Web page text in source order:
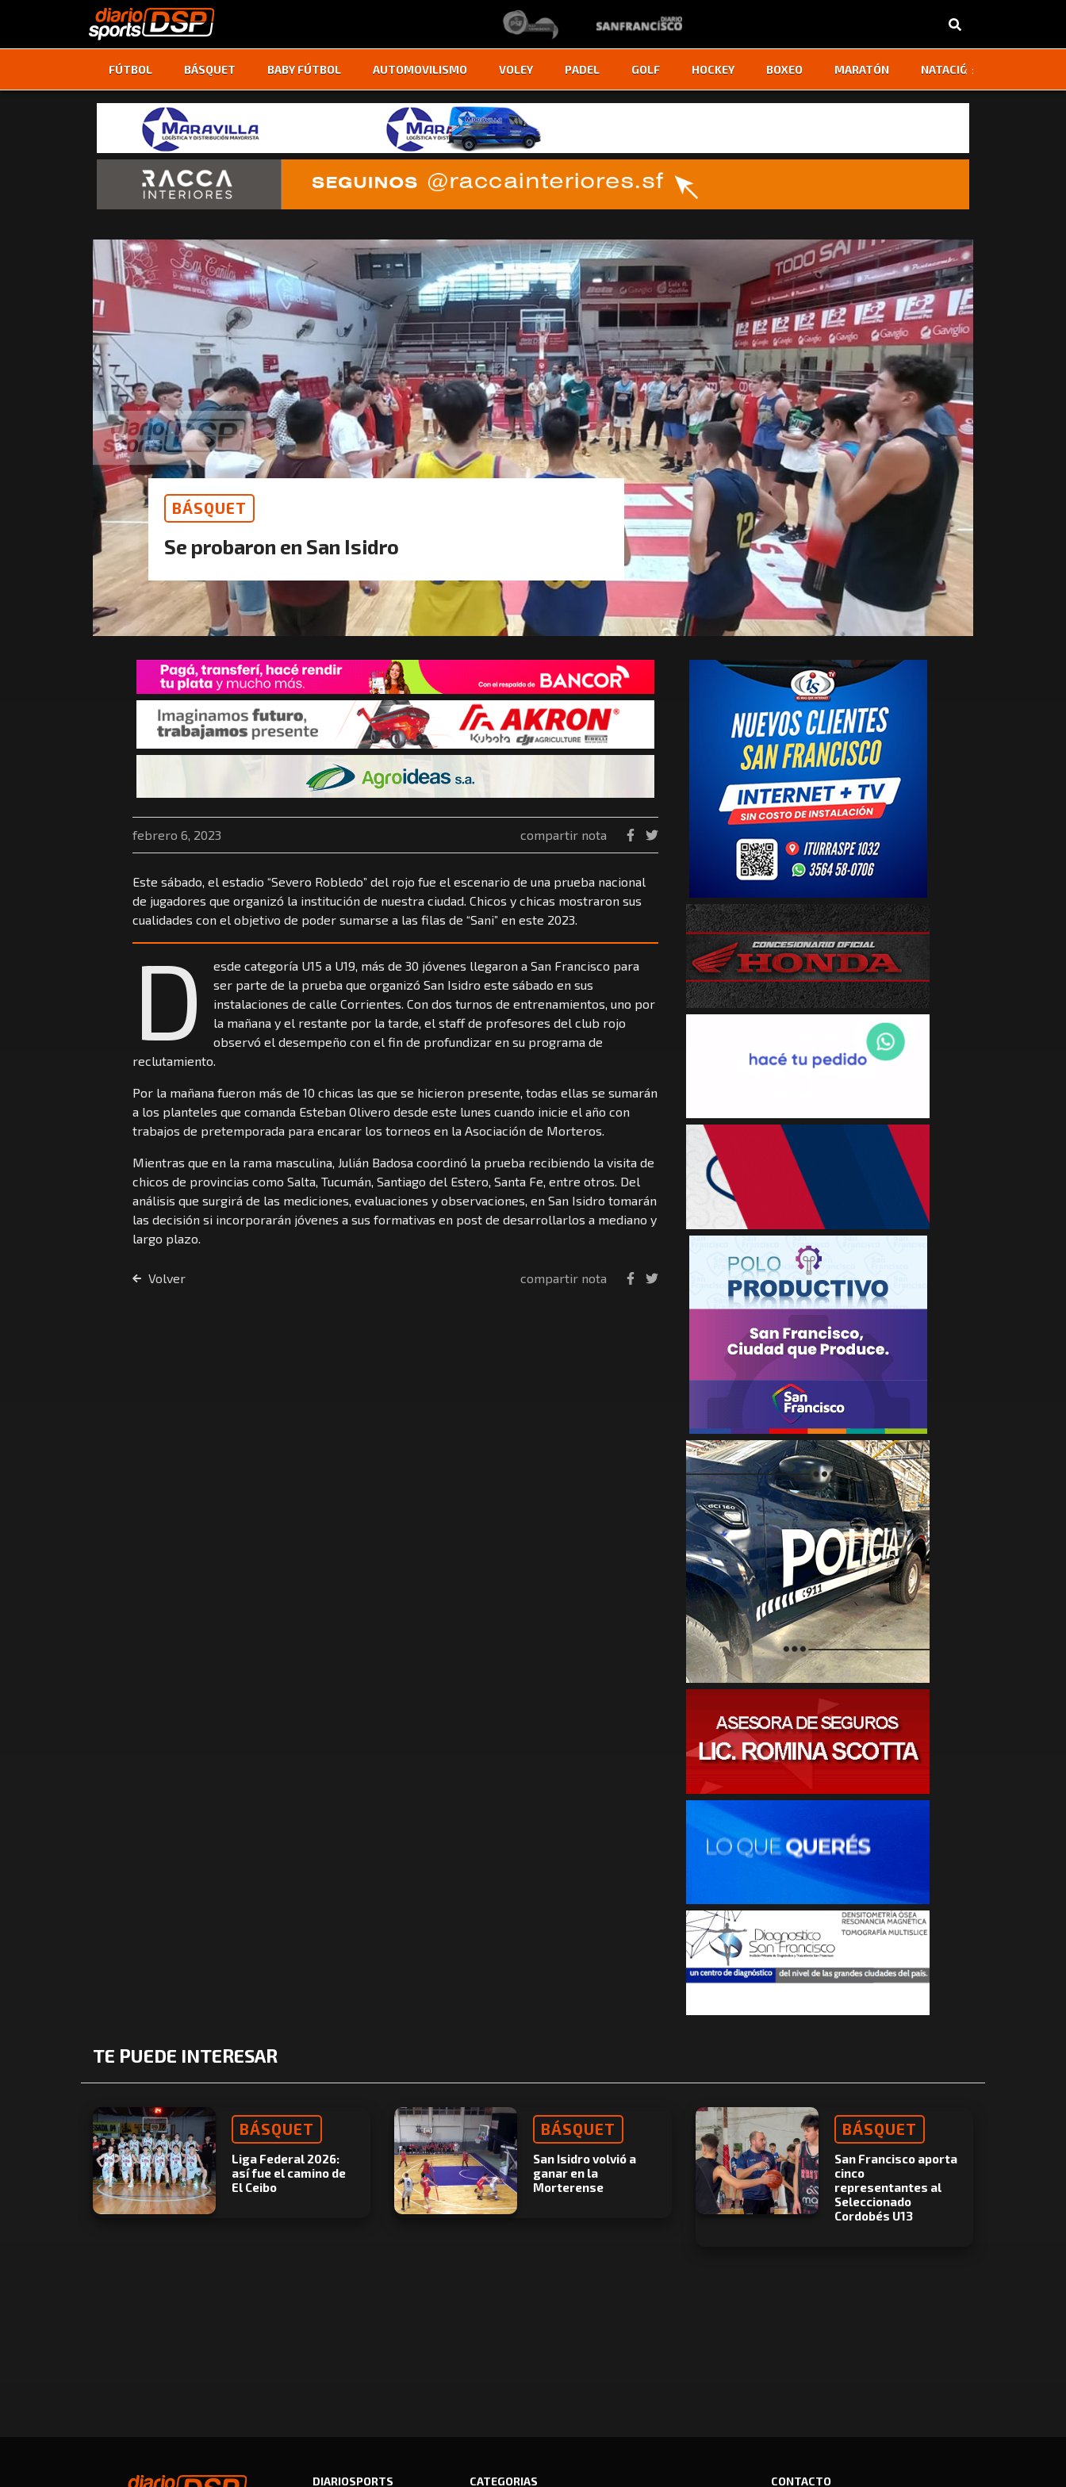
FÚTBOL BÁSQUET BABY FÚTBOL AUTOMOVILISMO VOLEY PADEL GOLF HOCKEY BOXEO MARATÓN NATACIÓN
‹ ›
BÁSQUET
Se probaron en San Isidro
febrero 6, 2023 compartir nota
Este sábado, el estadio “Severo Robledo” del rojo fue el escenario de una prueba nacional
de jugadores que organizó la institución de nuestra ciudad. Chicos y chicas mostraron sus
cualidades con el objetivo de poder sumarse a las filas de “Sani” en este 2023.
D
esde categoría U15 a U19, más de 30 jóvenes llegaron a San Francisco para
ser parte de la prueba que organizó San Isidro este sábado en sus
instalaciones de calle Corrientes. Con dos turnos de entrenamientos, uno por
la mañana y el restante por la tarde, el staff de profesores del club rojo
observó el desempeño con el fin de profundizar en su programa de
reclutamiento.
Por la mañana fueron más de 10 chicas las que se hicieron presente, todas ellas se sumarán
a los planteles que comanda Esteban Olivero desde este lunes cuando inicie el año con
trabajos de pretemporada para encarar los torneos en la Asociación de Morteros.
Mientras que en la rama masculina, Julián Badosa coordinó la prueba recibiendo la visita de
chicos de provincias como Salta, Tucumán, Santiago del Estero, Santa Fe, entre otros. Del
análisis que surgirá de las mediciones, evaluaciones y observaciones, en San Isidro tomarán
las decisión si incorporarán jóvenes a sus formativas en post de desarrollarlos a mediano y
largo plazo.
Volver compartir nota
TE PUEDE INTERESAR
BÁSQUET
Liga Federal 2026:
así fue el camino de
El Ceibo
BÁSQUET
San Isidro volvió a
ganar en la
Morterense
BÁSQUET
San Francisco aporta
cinco
representantes al
Seleccionado
Cordobés U13
DIARIOSPORTS CATEGORIAS CONTACTO